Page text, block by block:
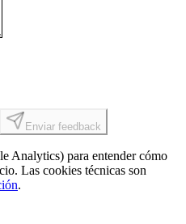
Enviar feedback
Analytics) para entender cómo
Las cookies técnicas son
.